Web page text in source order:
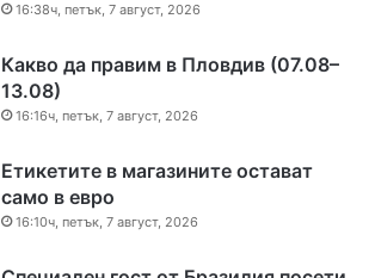
16:38ч, петък, 7 август, 2026
Какво да правим в Пловдив (07.08–
13.08)
16:16ч, петък, 7 август, 2026
Етикетите в магазините остават
само в евро
16:10ч, петък, 7 август, 2026